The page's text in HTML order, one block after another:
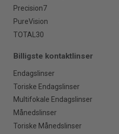
Precision7
PureVision
TOTAL30
Billigste kontaktlinser
Endagslinser
Toriske Endagslinser
Multifokale Endagslinser
Månedslinser
Toriske Månedslinser